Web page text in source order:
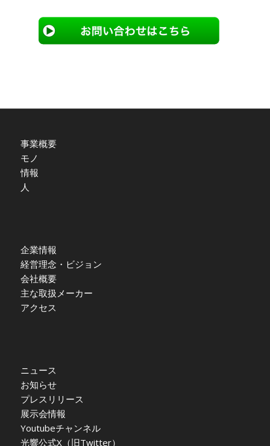
事業概要
モノ
情報
人
企業情報
経営理念・ビジョン
会社概要
主な取扱メーカー
アクセス
ニュース
お知らせ
プレスリリース
展示会情報
Youtubeチャンネル
光響公式X（旧Twitter）